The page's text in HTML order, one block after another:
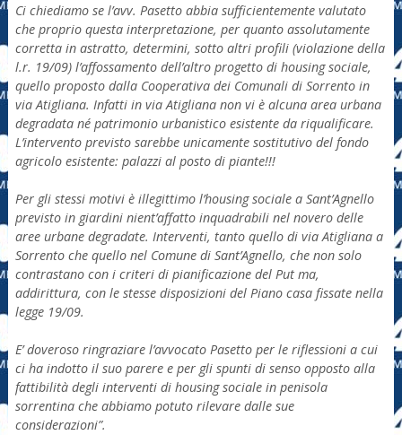
Ci chiediamo se l’avv. Pasetto abbia sufficientemente valutato
che proprio questa interpretazione, per quanto assolutamente
corretta in astratto, determini, sotto altri profili (violazione della
l.r. 19/09) l’affossamento dell’altro progetto di housing sociale,
quello proposto dalla Cooperativa dei Comunali di Sorrento in
via Atigliana. Infatti in via Atigliana non vi è alcuna area urbana
degradata né patrimonio urbanistico esistente da riqualificare.
L’intervento previsto sarebbe unicamente sostitutivo del fondo
agricolo esistente: palazzi al posto di piante!!!
Per gli stessi motivi è illegittimo l’housing sociale a Sant’Agnello
previsto in giardini nient’affatto inquadrabili nel novero delle
aree urbane degradate. Interventi, tanto quello di via Atigliana a
Sorrento che quello nel Comune di Sant’Agnello, che non solo
contrastano con i criteri di pianificazione del Put ma,
addirittura, con le stesse disposizioni del Piano casa fissate nella
legge 19/09.
E’ doveroso ringraziare l’avvocato Pasetto per le riflessioni a cui
ci ha indotto il suo parere e per gli spunti di senso opposto alla
fattibilità degli interventi di housing sociale in penisola
sorrentina che abbiamo potuto rilevare dalle sue
considerazioni”.